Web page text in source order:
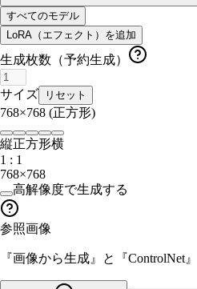
すべてのモデル
LoRA（エフェクト）を追加
生成枚数（予約生成）
サイズ リセット
768×768 (正方形)
縦正方形横
1 : 1
768×768
高解像度で生成する
参照画像
『画像から生成』と『